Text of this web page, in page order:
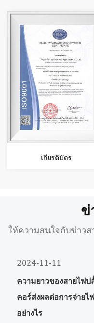
เกียรติบัตร
ข่
ให้ความสนใจกับข่าวส
2024-11-11
ความยาวของสายไฟป
คอร์ส่งผลต่อการจ่าย
อย่างไร